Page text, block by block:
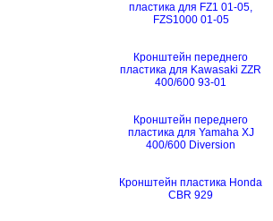
пластика для FZ1 01-05,
FZS1000 01-05
Кронштейн переднего
пластика для Kawasaki ZZR
400/600 93-01
Кронштейн переднего
пластика для Yamaha XJ
400/600 Diversion
Кронштейн пластика Honda
CBR 929